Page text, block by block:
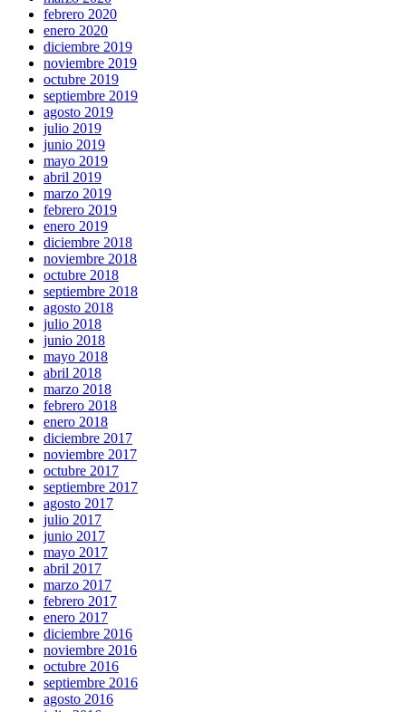
febrero 2020
enero 2020
diciembre 2019
noviembre 2019
octubre 2019
septiembre 2019
agosto 2019
julio 2019
junio 2019
mayo 2019
abril 2019
marzo 2019
febrero 2019
enero 2019
diciembre 2018
noviembre 2018
octubre 2018
septiembre 2018
agosto 2018
julio 2018
junio 2018
mayo 2018
abril 2018
marzo 2018
febrero 2018
enero 2018
diciembre 2017
noviembre 2017
octubre 2017
septiembre 2017
agosto 2017
julio 2017
junio 2017
mayo 2017
abril 2017
marzo 2017
febrero 2017
enero 2017
diciembre 2016
noviembre 2016
octubre 2016
septiembre 2016
agosto 2016